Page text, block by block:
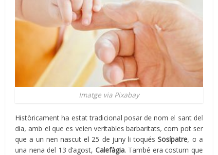
Imatge via Pixabay
Històricament ha estat tradicional posar de nom el sant del
dia, amb el que es veien veritables barbaritats, com pot ser
que a un nen nascut el 25 de juny li toquésSosípatre, o a
una nena del 13 d’agost, Calefàgia. També era costum que